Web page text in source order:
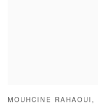
MOUHCINE RAHAOUI ,